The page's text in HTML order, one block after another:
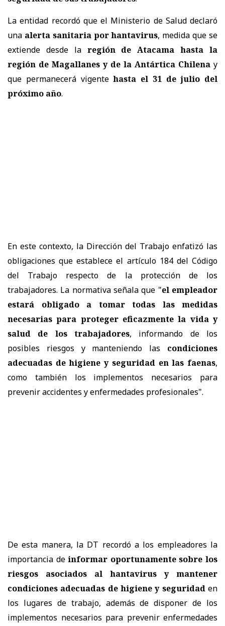
La entidad recordó que el Ministerio de Salud declaró
una alerta sanitaria por hantavirus, medida que se
extiende desde la región de Atacama hasta la
región de Magallanes y de la Antártica Chilena y
que permanecerá vigentehasta el 31 de julio del
próximo año.
En este contexto, la Dirección del Trabajo enfatizó las
obligaciones que establece el artículo 184 del Código
del Trabajo respecto de la protección de los
trabajadores. La normativa señala que "el empleador
estará obligado a tomar todas las medidas
necesarias para proteger eficazmente la vida y
salud de los trabajadores, informando de los
posibles riesgos y manteniendo las condiciones
adecuadas de higiene y seguridad en las faenas,
como también los implementos necesarios para
prevenir accidentes y enfermedades profesionales".
De esta manera, la DT recordó a los empleadores la
importancia deinformar oportunamente sobre los
riesgos asociados al hantavirus y mantener
condiciones adecuadas de higiene y seguridaden
los lugares de trabajo, además de disponer de los
implementos necesarios para prevenir enfermedades